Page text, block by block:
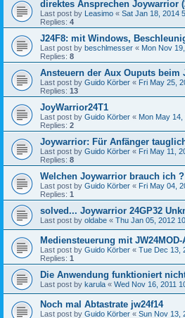
direktes Ansprechen Joywarrior
Last post by Leasimo « Sat Jan 18, 2014
Replies: 4
J24F8: mit Windows,
Last post by beschlmesser « Mon Nov
Replies: 8
Ansteuern der Aux Ouputs beim
Last post by Guido Körber « Fri May 25,
Replies: 13
JoyWarrior24T1
Last post by Guido Körber « Mon May
Replies: 2
Joywarrior: Für Anfänger
Last post by Guido Körber « Fri May 11,
Replies: 8
Welchen Joywarrior brauch ich ?
Last post by Guido Körber « Fri May 04,
Replies: 1
solved... Joywarrior 24GP32
Last post by oldabe « Thu Jan 05, 2012
Mediensteuerung mit JW24MOD-
Last post by Guido Körber « Tue Dec 13,
Replies: 1
Die Anwendung funktioniert
Last post by karula « Wed Nov 16, 2011
Noch mal Abtastrate jw24f14
Last post by Guido Körber « Sun Nov 13,